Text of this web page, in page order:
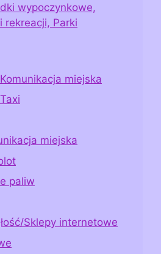
wypoczynkowe,
rekreacji, Parki
miejska
miejska
paliw
Sklepy internetowe